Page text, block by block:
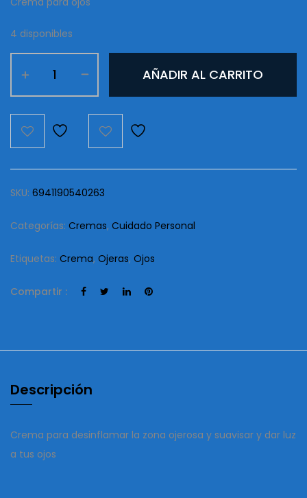
4 disponibles
Para
Ojos
Beling
AÑADIR AL CARRITO
SKU: 6941190540263
Categorías: Cremas, Cuidado Personal
Etiquetas: Crema, Ojeras, Ojos
Compartir :
Descripción
Crema para desinflamar la zona ojerosa y suavisar y dar luz
a tus ojos